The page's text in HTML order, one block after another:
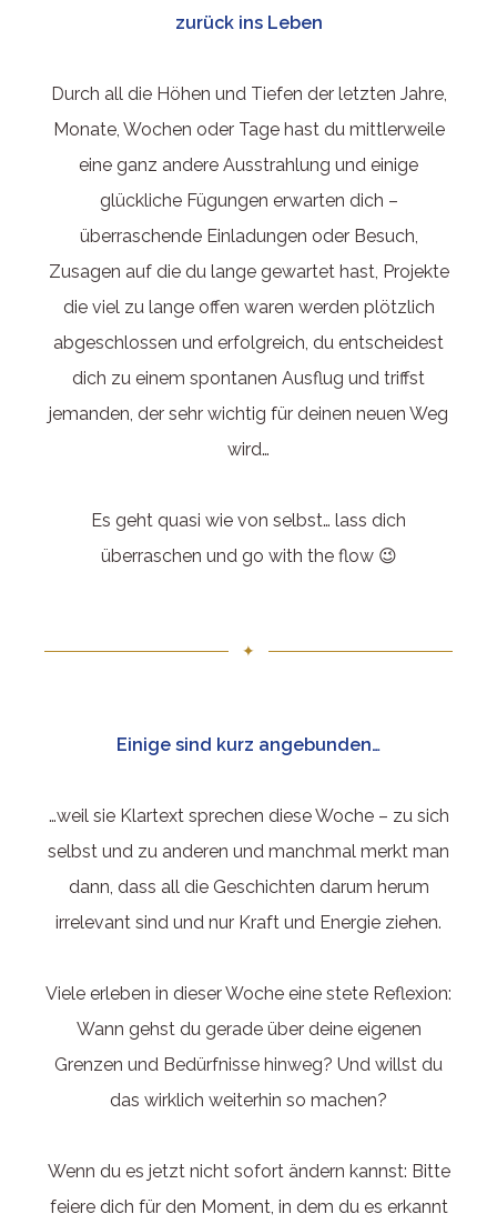
zurück ins Leben
Durch all die Höhen und Tiefen der letzten Jahre,
Monate, Wochen oder Tage hast du mittlerweile
eine ganz andere Ausstrahlung und einige
glückliche Fügungen erwarten dich –
überraschende Einladungen oder Besuch,
Zusagen auf die du lange gewartet hast, Projekte
die viel zu lange offen waren werden plötzlich
abgeschlossen und erfolgreich, du entscheidest
dich zu einem spontanen Ausflug und triffst
jemanden, der sehr wichtig für deinen neuen Weg
wird…
Es geht quasi wie von selbst… lass dich
überraschen und go with the flow 😉
✦
Einige sind kurz angebunden…
…weil sie Klartext sprechen diese Woche – zu sich
selbst und zu anderen und manchmal merkt man
dann, dass all die Geschichten darum herum
irrelevant sind und nur Kraft und Energie ziehen.
Viele erleben in dieser Woche eine stete Reflexion:
Wann gehst du gerade über deine eigenen
Grenzen und Bedürfnisse hinweg? Und willst du
das wirklich weiterhin so machen?
Wenn du es jetzt nicht sofort ändern kannst: Bitte
feiere dich für den Moment, in dem du es erkannt